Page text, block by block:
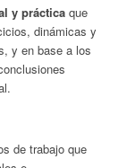
y prácticaque
dinámicas y
y en base a los
de trabajo que